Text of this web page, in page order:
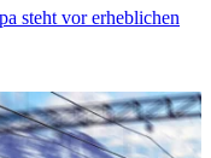
steht vor erheblichen